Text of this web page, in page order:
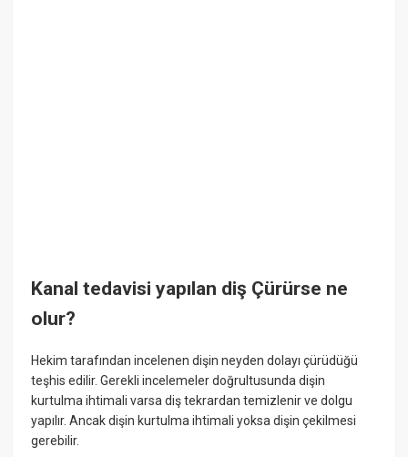
Kanal tedavisi yapılan diş Çürürse ne
olur?
Hekim tarafından incelenen dişin neyden dolayı çürüdüğü
teşhis edilir. Gerekli incelemeler doğrultusunda dişin
kurtulma ihtimali varsa diş tekrardan temizlenir ve dolgu
yapılır. Ancak dişin kurtulma ihtimali yoksa dişin çekilmesi
gerebilir.